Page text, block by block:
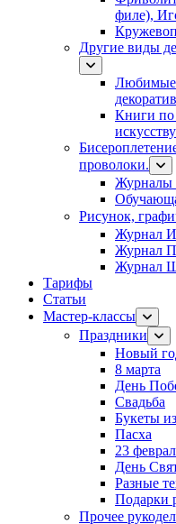
филе),
Другие виды
Любимые
Книги по
искусству
проволоки.
Журналы
Рисунок,
Журнал
Журнал
Журнал
Тарифы
Статьи
Мастер-классы
Праздники
Новый
8 марта
День
Свадьба
Букеты
Пасха
23
День
Разные
Подарки
Прочее